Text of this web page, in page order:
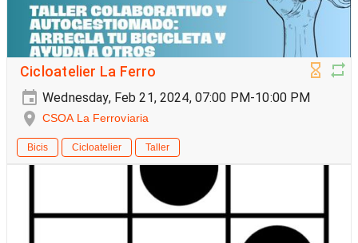
Cicloatelier La Ferro
Wednesday, Feb 21, 2024, 07:00 PM-10:00 PM
CSOA La Ferroviaria
Bicis Cicloatelier Taller